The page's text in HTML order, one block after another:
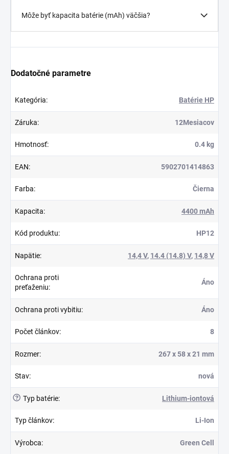
Môže byť kapacita batérie (mAh) väčšia?
Dodatočné parametre
Kategória: Batérie HP
Záruka: 12Mesiacov
Hmotnosť: 0.4 kg
EAN: 5902701414863
Farba: Čierna
Kapacita: 4400 mAh
Kód produktu: HP12
Napätie: 14,4 V, 14.4 (14.8) V, 14,8 V
Ochrana proti
preťaženiu:
Áno
Ochrana proti vybitiu: Áno
Počet článkov: 8
Rozmer: 267 x 58 x 21 mm
Stav: nová
? Typ batérie: Lithium-iontová
Typ článkov: Li-Ion
Výrobca: Green Cell